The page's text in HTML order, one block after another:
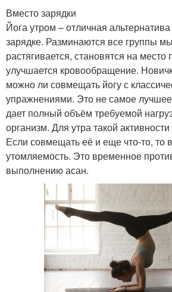
Вместо зарядки
Йога утром – отличная
зарядке. Разминаются все группы
растягивается, становятся на место
улучшается кровообращение.
можно ли совмещать йогу с
упражнениями. Это не самое
дает полный объём требуемой
организм. Для утра такой
Если совмещать её и еще что-то, то
утомляемость. Это временное
выполнению асан.